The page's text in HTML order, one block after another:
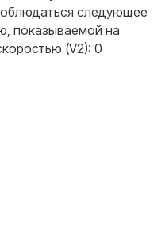
следующее
показываемой на
(V2): 0